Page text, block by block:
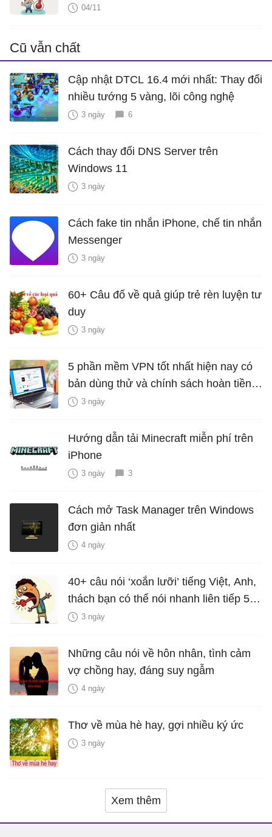
cần đi khám?
04/11
Cũ vẫn chất
Cập nhật DTCL 16.4 mới nhất: Thay đổi
nhiều tướng 5 vàng, lõi công nghệ
3 ngày 6
Cách thay đổi DNS Server trên
Windows 11
3 ngày
Cách fake tin nhắn iPhone, chế tin nhắn
Messenger
3 ngày
60+ Câu đố về quả giúp trẻ rèn luyện tư
duy
3 ngày
5 phần mềm VPN tốt nhất hiện nay có
bản dùng thử và chính sách hoàn tiền
miễn phí
3 ngày
Hướng dẫn tải Minecraft miễn phí trên
iPhone
3 ngày 3
Cách mở Task Manager trên Windows
đơn giản nhất
4 ngày
40+ câu nói ‘xoắn lưỡi’ tiếng Việt, Anh,
thách bạn có thể nói nhanh liên tiếp 5
lần mà vẫn trôi chảy
3 ngày
Những câu nói về hôn nhân, tình cảm
vợ chồng hay, đáng suy ngẫm
4 ngày
Thơ về mùa hè hay, gợi nhiều ký ức
3 ngày
Xem thêm